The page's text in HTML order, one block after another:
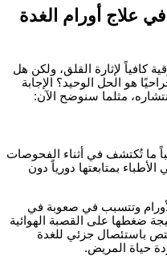
علاج أورام الغدة
كافياً لإثارة القلق، ولكن هل
هو الحل الوحيد؟ الإجابة
مثلما سنوضح الآن:
ما تُكتشف في أثناء الفحوصات
بمتابعتها دورياً دون
وتتسبب في صعوبة في
ضغطها على القصبة الهوائية
باستئصال جزئي للغدة
حياة المريض.